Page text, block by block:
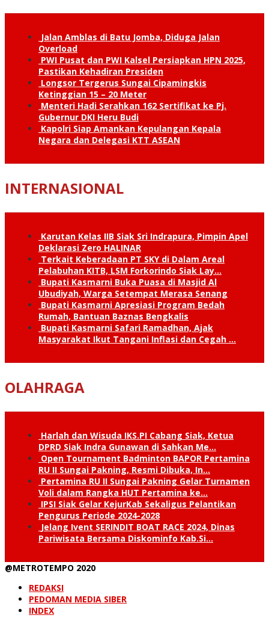
Jalan Amblas di Batu Jomba, Diduga Jalan
Overload
PWI Pusat dan PWI Kalsel Persiapkan HPN 2025,
Pastikan Kehadiran Presiden
Longsor Tergerus Sungai Cipamingkis
Ketinggian 15 – 20 Meter
Menteri Hadi Serahkan 162 Sertifikat ke Pj.
Gubernur DKI Heru Budi
Kapolri Siap Amankan Kepulangan Kepala
Negara dan Delegasi KTT ASEAN
INTERNASIONAL
Karutan Kelas IIB Siak Sri Indrapura, Pimpin Apel
Deklarasi Zero HALINAR
Terkait Keberadaan PT SKY di Dalam Areal
Pelabuhan KITB, LSM Forkorindo Siak Lay…
Bupati Kasmarni Buka Puasa di Masjid Al
Ubudiyah, Warga Setempat Merasa Senang
Bupati Kasmarni Apresiasi Program Bedah
Rumah, Bantuan Baznas Bengkalis
Bupati Kasmarni Safari Ramadhan, Ajak
Masyarakat Ikut Tangani Inflasi dan Cegah …
OLAHRAGA
Harlah dan Wisuda IKS.PI Cabang Siak, Ketua
DPRD Siak Indra Gunawan di Sahkan Me…
Open Tournament Badminton BAPOR Pertamina
RU II Sungai Pakning, Resmi Dibuka, In…
Pertamina RU II Sungai Pakning Gelar Turnamen
Voli dalam Rangka HUT Pertamina ke…
IPSI Siak Gelar KejurKab Sekaligus Pelantikan
Pengurus Periode 2024-2028
Jelang Ivent SERINDIT BOAT RACE 2024, Dinas
Pariwisata Bersama Diskominfo Kab.Si…
@METROTEMPO 2020
REDAKSI
PEDOMAN MEDIA SIBER
INDEX